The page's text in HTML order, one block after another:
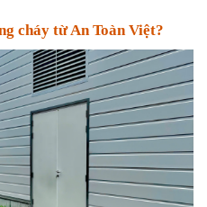
cháy từ An Toàn Việt?